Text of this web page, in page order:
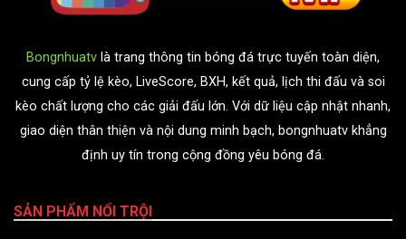
Bongnhuatv là trang thông tin bóng đá trực tuyến toàn diện,
cung cấp tỷ lệ kèo, LiveScore, BXH, kết quả, lịch thi đấu và soi
kèo chất lượng cho các giải đấu lớn. Với dữ liệu cập nhật nhanh,
giao diện thân thiện và nội dung minh bạch, bongnhuatv khẳng
định uy tín trong cộng đồng yêu bóng đá.
SẢN PHẨM NỔI TRỘI